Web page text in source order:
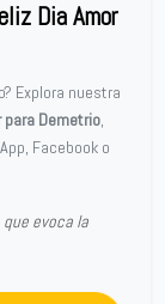
Dia Amor
Explora nuestra
para Demetrio,
Facebook o
evoca la